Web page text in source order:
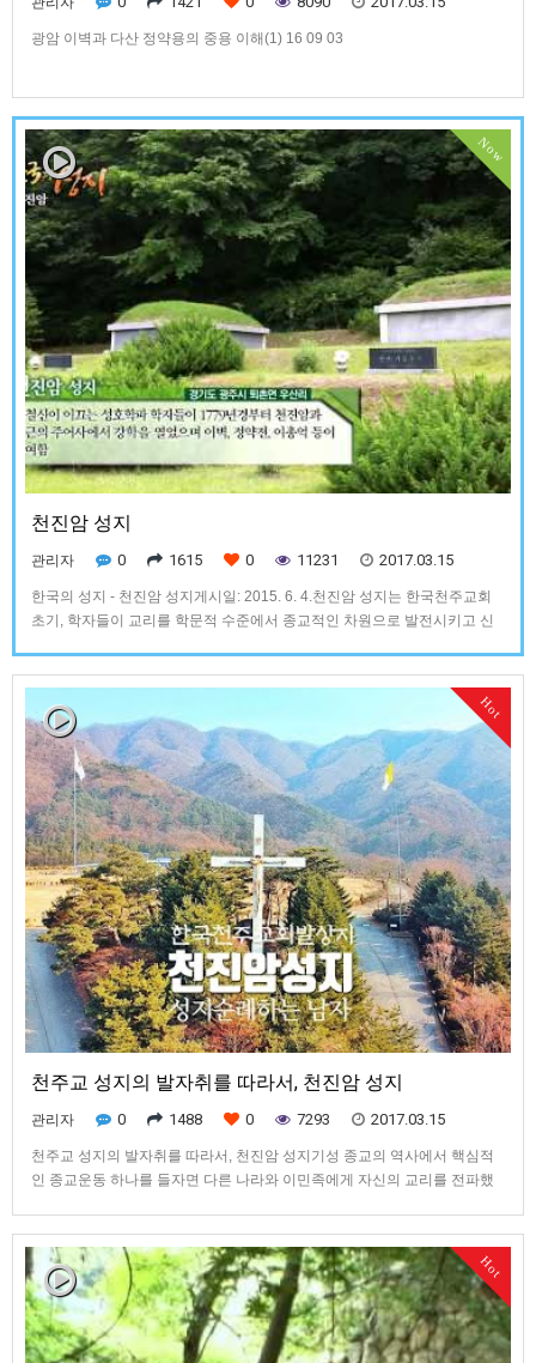
광암 이벽과 다산 정약용의 중용 이해(1) 16 09 03
Now
천진암 성지
관리자 0 1615 0 11231 2017.03.15
한국의 성지 - 천진암 성지게시일: 2015. 6. 4.천진암 성지는 한국천주교회
초기, 학자들이 교리를 학문적 수준에서 종교적인 차원으로 발전시키고 신
Hot
천주교 성지의 발자취를 따라서, 천진암 성지
관리자 0 1488 0 7293 2017.03.15
천주교 성지의 발자취를 따라서, 천진암 성지기성 종교의 역사에서 핵심적
인 종교운동 하나를 들자면 다른 나라와 이민족에게 자신의 교리를 전파했
이 천주교를 처음 접하는 세계 천주교 역사에서 유일하게 자생적으로 시작
된 …
Hot